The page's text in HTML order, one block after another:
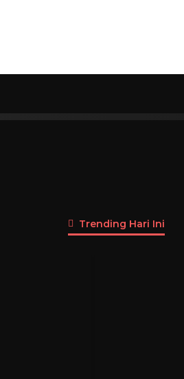
Trending Hari Ini